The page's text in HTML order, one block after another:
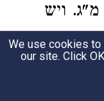
ויש
לגמרי
We use cookies
our site. Click